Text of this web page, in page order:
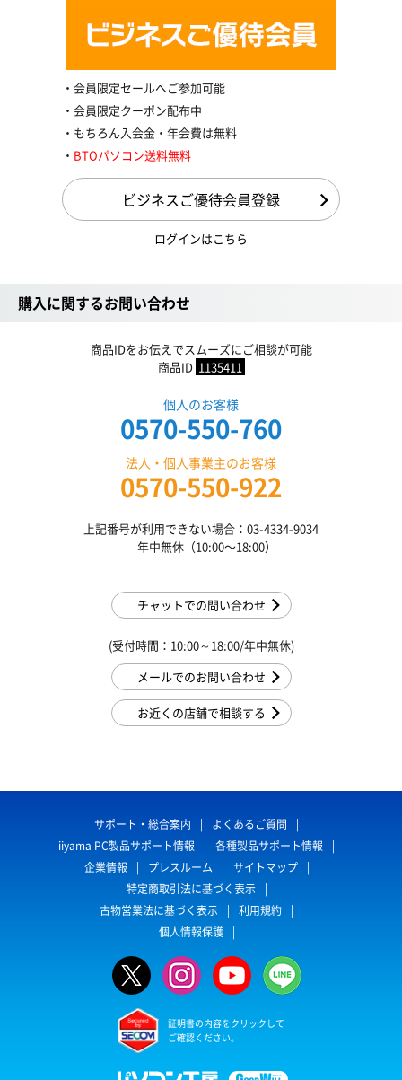
会員限定セールへご参加可能
会員限定クーポン配布中
もちろん入会金・年会費は無料
BTOパソコン送料無料
ビジネスご優待会員登録
ログインはこちら
購入に関するお問い合わせ
商品IDをお伝えでスムーズにご相談が可能
商品ID 1135411
個人のお客様
0570-550-760
法人・個人事業主のお客様
0570-550-922
上記番号が利用できない場合：03-4334-9034
年中無休（10:00〜18:00）
チャットでの問い合わせ
(受付時間：10:00～18:00/年中無休)
メールでのお問い合わせ
お近くの店舗で相談する
サポート・総合案内
よくあるご質問
iiyama PC製品サポート情報
各種製品サポート情報
企業情報
プレスルーム
サイトマップ
特定商取引法に基づく表示
古物営業法に基づく表示
利用規約
個人情報保護
証明書の内容をクリックして
ご確認ください。